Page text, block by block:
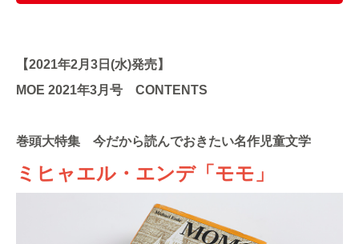
【2021年2月3日(水)発売】
MOE 2021年3月号 CONTENTS
巻頭大特集 今だから読んでおきたい名作児童文学
ミヒャエル・エンデ「モモ」